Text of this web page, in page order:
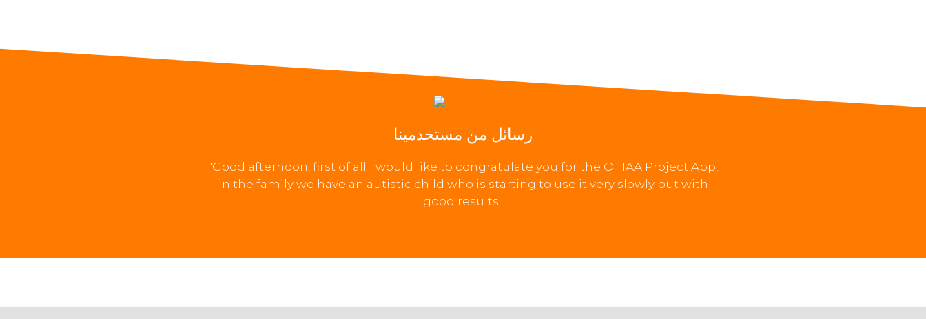
رسائل من مستخدمينا
"Good afternoon, first of all I would like to congratulate you for the OTTAA Project App,
in the family we have an autistic child who is starting to use it very slowly but with
good results"